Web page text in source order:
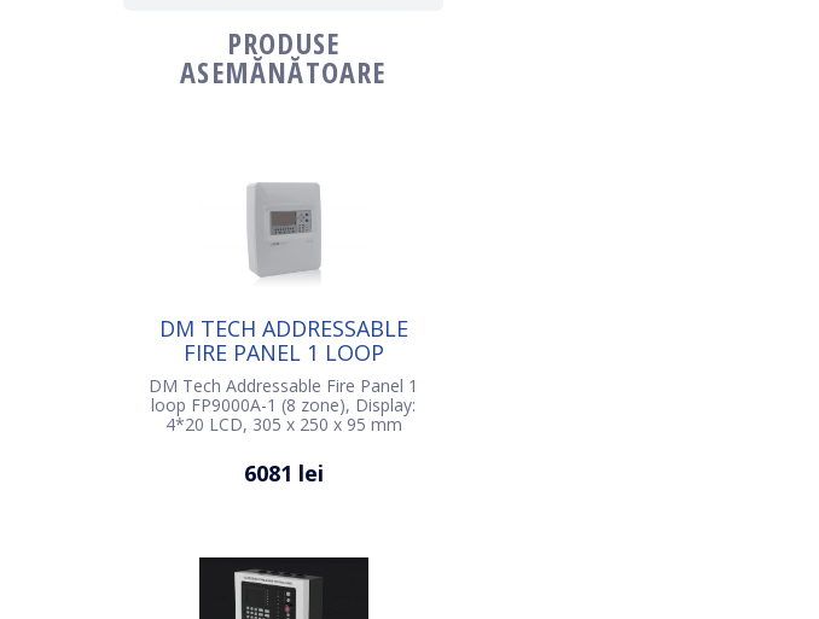
PRODUSE
ASEMĂNĂTOARE
DM TECH ADDRESSABLE
FIRE PANEL 1 LOOP
FP9000A-1 (8 ZONE)
DM Tech Addressable Fire Panel 1
loop FP9000A-1 (8 zone), Display:
4*20 LCD, 305 x 250 x 95 mm
6081 lei